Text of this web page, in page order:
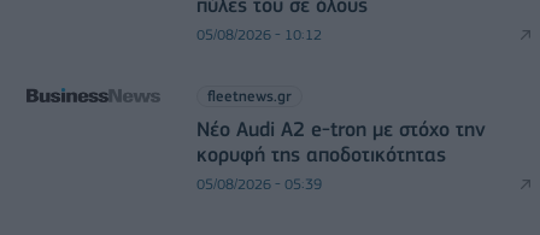
πύλες του σε όλους
05/08/2026 - 10:12
fleetnews.gr
Νέο Audi A2 e-tron με στόχο την
κορυφή της αποδοτικότητας
05/08/2026 - 05:39